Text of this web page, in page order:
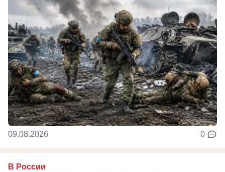
09.08.2026 0
В России